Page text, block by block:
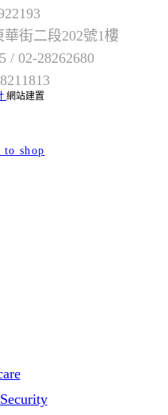
街二段202號1樓
/ 02-28262680
網站建置
to shop